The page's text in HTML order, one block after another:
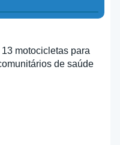
motocicletas para
de saúde